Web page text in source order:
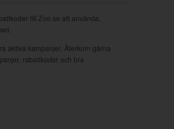
till Zoo.se att använda,
aktiva kampanjer. Återkom gärna
rabattkoder och bra